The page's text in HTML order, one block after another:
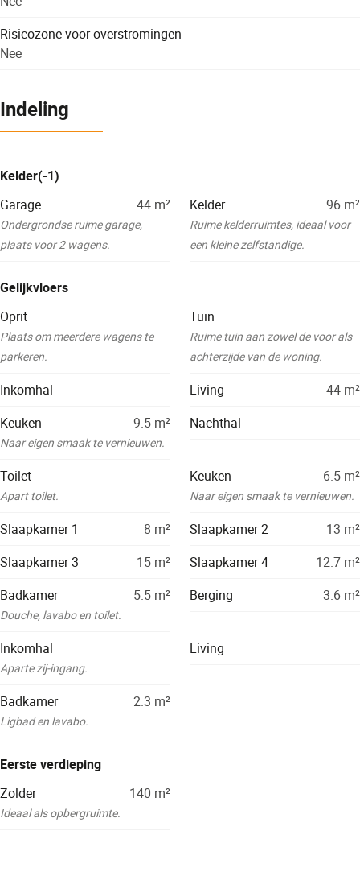
Risicozone voor overstromingen
Nee
Indeling
Kelder(-1)
Garage
44 m²
Ondergrondse ruime garage,
plaats voor 2 wagens.
Kelder 96 m²
Ruime kelderruimtes, ideaal voor
een kleine zelfstandige.
Gelijkvloers
Oprit
Plaats om meerdere wagens te
parkeren.
Tuin
Ruime tuin aan zowel de voor als
achterzijde van de woning.
Inkomhal Living 44 m²
Keuken
9.5 m²
Naar eigen smaak te vernieuwen.
Nachthal
Toilet
Apart toilet.
Keuken 6.5 m²
Naar eigen smaak te vernieuwen.
Slaapkamer 1 8 m² Slaapkamer 2 13 m²
Slaapkamer 3
15 m² Slaapkamer 4 12.7 m²
Badkamer
5.5 m²
Douche, lavabo en toilet.
Berging 3.6 m²
Inkomhal
Aparte zij-ingang.
Living
Badkamer 2.3 m²
Ligbad en lavabo.
Eerste verdieping
Zolder
140 m²
Ideaal als opbergruimte.